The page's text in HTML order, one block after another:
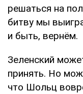
решаться на
битву мы
и быть, вернём.
Зеленский
принять. Но
что Шольц